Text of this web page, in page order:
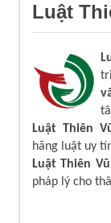
Luật
Luật Thiên
hãng luật uy
Luật Thiên Vũ
pháp lý cho